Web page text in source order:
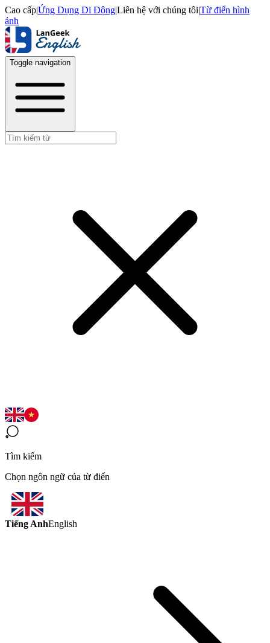
Cao cấp|Ứng Dụng Di Động|Liên hệ với chúng tôi|Từ điển hình
ảnh
Toggle navigation
Tìm kiếm
Chọn ngôn ngữ của từ điển
Tiếng AnhEnglish